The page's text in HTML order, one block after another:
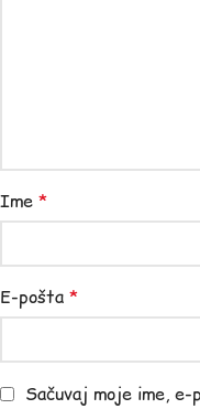
Ime *
E-pošta *
Sačuvaj moje ime,